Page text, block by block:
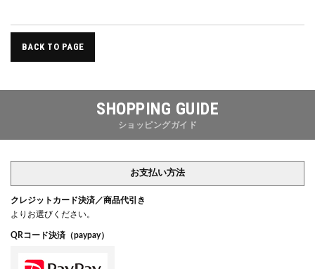
BACK TO PAGE
SHOPPING GUIDE
ショッピングガイド
お支払い方法
クレジットカード決済／商品代引き
よりお選びください。
QRコード決済（paypay）